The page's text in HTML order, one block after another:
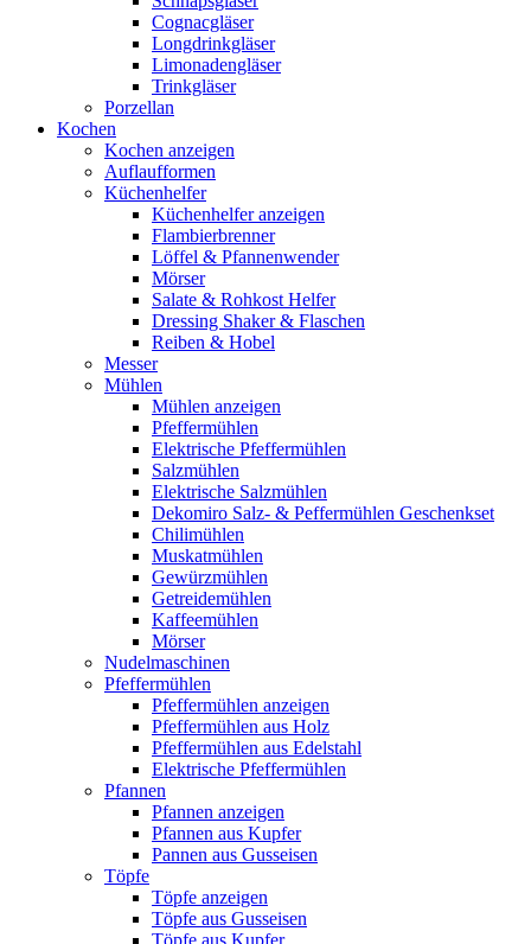
Cognacgläser
Longdrinkgläser
Limonadengläser
Trinkgläser
Porzellan
Kochen
Kochen anzeigen
Auflaufformen
Küchenhelfer
Küchenhelfer anzeigen
Flambierbrenner
Löffel & Pfannenwender
Mörser
Salate & Rohkost Helfer
Dressing Shaker & Flaschen
Reiben & Hobel
Messer
Mühlen
Mühlen anzeigen
Pfeffermühlen
Elektrische Pfeffermühlen
Salzmühlen
Elektrische Salzmühlen
Dekomiro Salz- & Peffermühlen Geschenkset
Chilimühlen
Muskatmühlen
Gewürzmühlen
Getreidemühlen
Kaffeemühlen
Mörser
Nudelmaschinen
Pfeffermühlen
Pfeffermühlen anzeigen
Pfeffermühlen aus Holz
Pfeffermühlen aus Edelstahl
Elektrische Pfeffermühlen
Pfannen
Pfannen anzeigen
Pfannen aus Kupfer
Pannen aus Gusseisen
Töpfe
Töpfe anzeigen
Töpfe aus Gusseisen